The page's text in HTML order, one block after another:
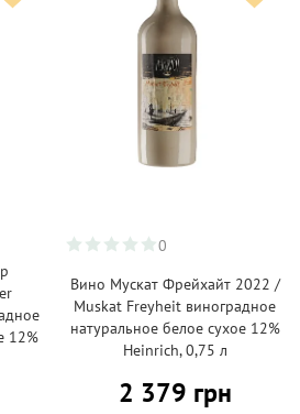
12%
0
Вино Мускат Фрейхайт 2022 /
Muskat Freyheit виноградное
натуральное белое сухое 12%
Heinrich, 0,75 л
2 379 грн